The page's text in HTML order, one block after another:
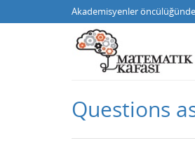
Akademisyenler
Questions